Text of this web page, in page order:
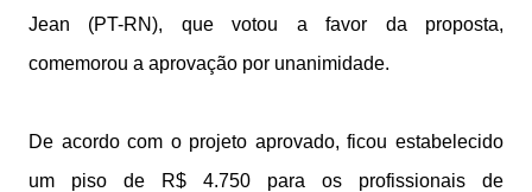
Jean (PT-RN), que votou a favor da proposta,
comemorou a aprovação por unanimidade.
De acordo com o projeto aprovado, ficou estabelecido
um piso de R$ 4.750 para os profissionais de